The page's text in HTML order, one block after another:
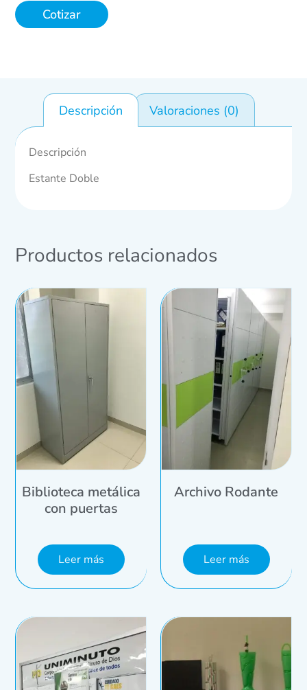
Cotizar
Descripción Valoraciones (0)
Descripción
Estante Doble
Productos relacionados
Biblioteca metálica
con puertas
Leer más
Archivo Rodante
Leer más